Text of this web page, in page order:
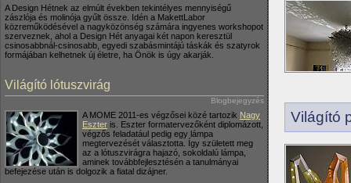
A Design Hétnek az elmúlt években tekintélyes mennyiségű
zászlója és molinója gyűlt össze. Idén a MakettLabor
közreműködésével a nagyközönség számára ingyenes workshopot
szerveznek, ahol a Design Hét anyagai két napon keresztül
csinosabbnál-csinosabb, egyedi szabásmintájú táskák és szatyrok
formájában kelhetnek új életre, ha Önök is úgy akarják.
Világító lótuszvirág
Blogbejegyzés
A MOME 2011-es végzősei közé tartozik Nagy
Eszter is. Eszter formatervezőként diplomázott,
végzős feladatául pedig egy lámpa
megtervezését választotta. Így született meg
az a lótuszvirágra hajazó, sokoldalú lámpa,
aminek továbbfejlesztésén a tanulmányai
befejezése után is dolgozik a fiatal dizájner.
Világító